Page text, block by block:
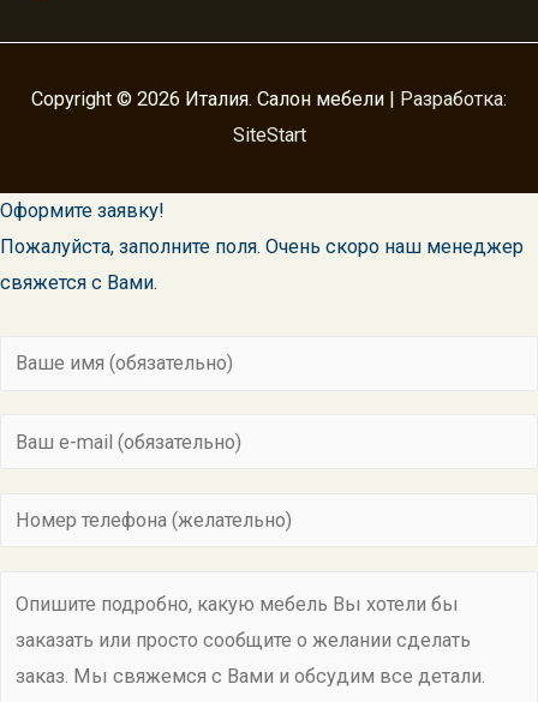
Copyright © 2026 Италия. Салон мебели
Разработка:
SiteStart
Оформите заявку!
Пожалуйста, заполните поля. Очень скоро наш менеджер
свяжется с Вами.